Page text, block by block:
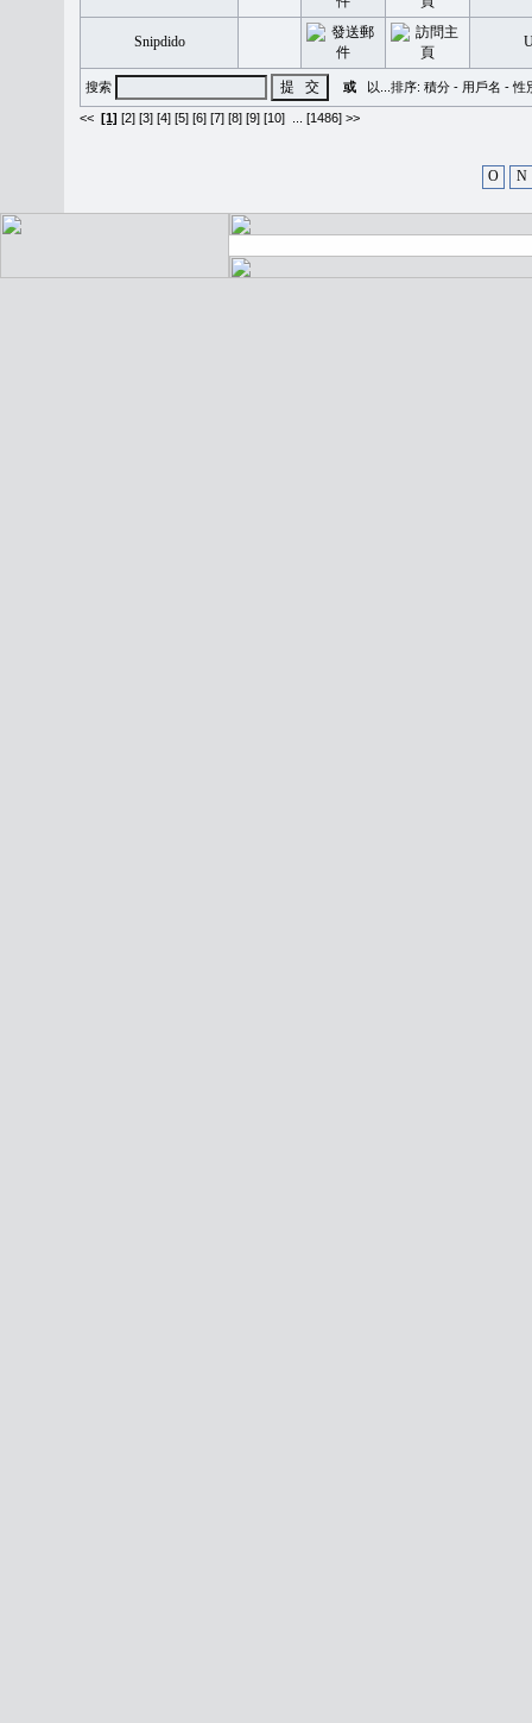
Snipdido
搜索 或 以...排序: 積分 - 用戶名 -性
<< [1] [2] [3] [4] [5] [6] [7] [8] [9] [10] [1486] >>
O N